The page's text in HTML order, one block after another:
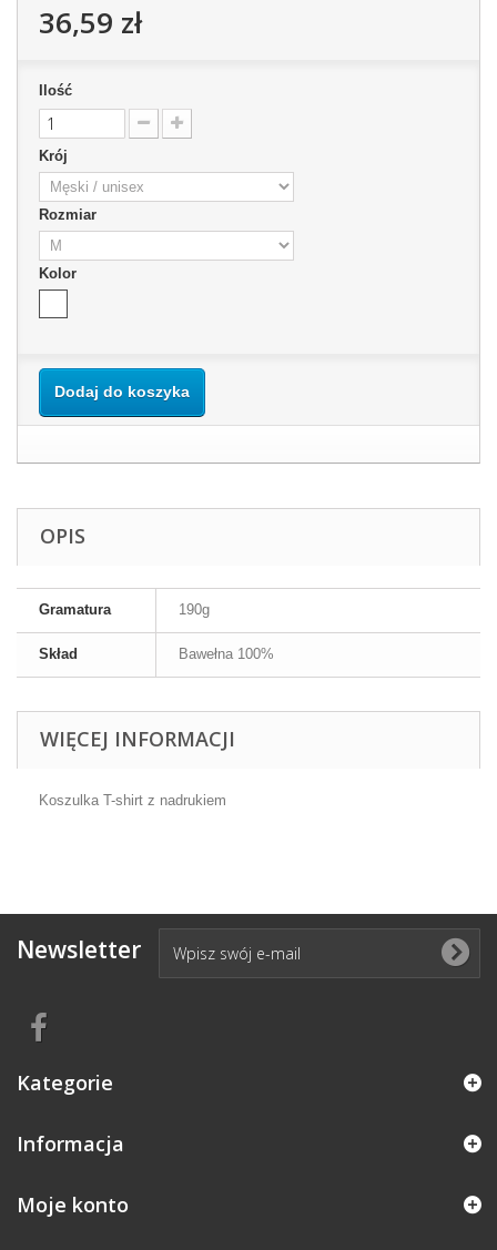
36,59 zł
Ilość
Krój
Rozmiar
Kolor
Dodaj do koszyka
OPIS
Gramatura 190g
Skład Bawełna 100%
WIĘCEJ INFORMACJI
Koszulka T-shirt z nadrukiem
Newsletter
Kategorie
Informacja
Moje konto